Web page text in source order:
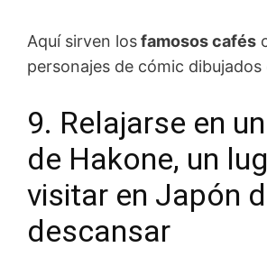
Aquí sirven losfamosos cafés
personajes de cómic dibujados
9. Relajarse en un
de Hakone, un
visitar en Japón
descansar